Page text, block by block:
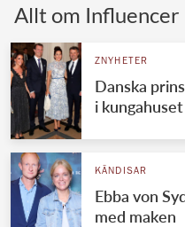
Allt om Influencer
ZNYHETER
Danska
i kungahuset
KÄNDISAR
Ebba von
med maken